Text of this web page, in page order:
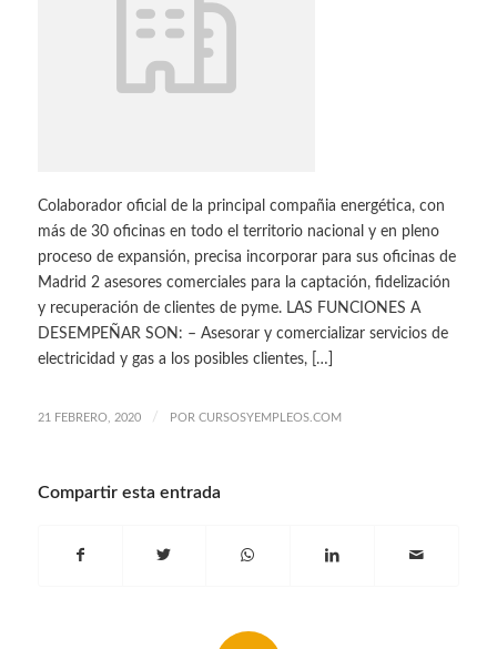
Colaborador oficial de la principal compañia energética, con
más de 30 oficinas en todo el territorio nacional y en pleno
proceso de expansión, precisa incorporar para sus oficinas de
Madrid 2 asesores comerciales para la captación, fidelización
y recuperación de clientes de pyme. LAS FUNCIONES A
DESEMPEÑAR SON: – Asesorar y comercializar servicios de
electricidad y gas a los posibles clientes, […]
21 FEBRERO, 2020 / POR CURSOSYEMPLEOS.COM
Compartir esta entrada